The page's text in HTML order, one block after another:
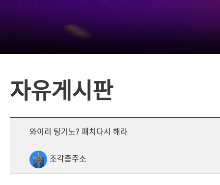
자유게시판
와이리 팅기노? 패치다시 해라
조각좀주소